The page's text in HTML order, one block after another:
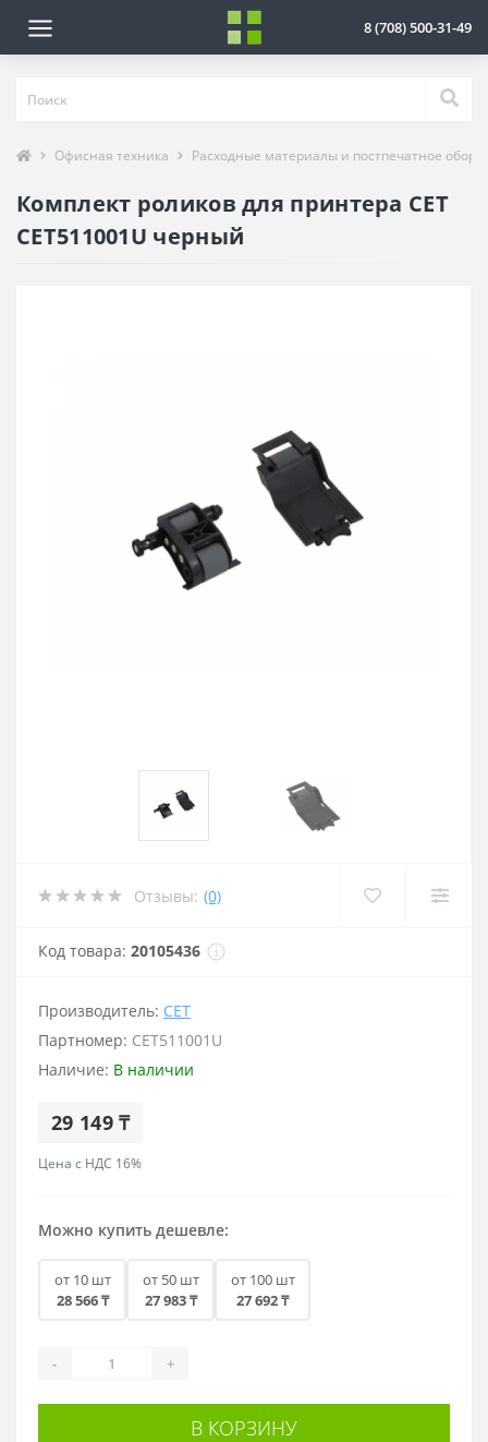
8 (708) 500-31-49
Офисная техника Расходные материалы и постпечатное
Комплект роликов для принтера CET
CET511001U черный
Отзывы: (0)
Код товара: 20105436
Производитель: CET
Партномер: CET511001U
Наличие: В наличии
29 149 ₸
Цена с НДС 16%
Можно купить дешевле:
от 10 шт
28 566 ₸
от 50 шт
27 983 ₸
от 100 шт
27 692 ₸
- +
В КОРЗИНУ